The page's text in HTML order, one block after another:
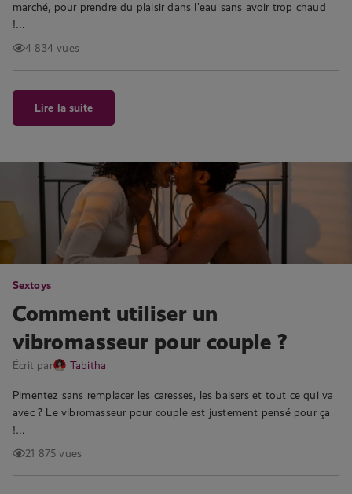
marché, pour prendre du plaisir dans l’eau sans avoir trop chaud
!…
4 834 vues
Lire la suite
Sextoys
Comment utiliser un
vibromasseur pour couple ?
Écrit par Tabitha
Pimentez sans remplacer les caresses, les baisers et tout ce qui va
avec ? Le vibromasseur pour couple est justement pensé pour ça
!…
21 875 vues